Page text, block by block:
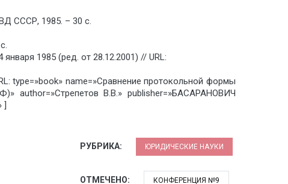
СССР, 1985. – 30 с.
1985 (ред. от 28.12.2001) // URL:
type=»book» name=»Сравнение протокольной формы
В.В.» publisher=»БАСАРАНОВИЧ
]
РУБРИКА: ЮРИДИЧЕСКИЕ НАУКИ
ОТМЕЧЕНО: КОНФЕРЕНЦИЯ №9